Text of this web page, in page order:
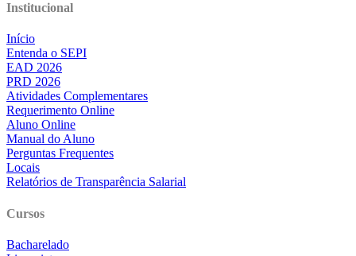
Institucional
Início
Entenda o SEPI
EAD 2026
PRD 2026
Atividades Complementares
Requerimento Online
Aluno Online
Manual do Aluno
Perguntas Frequentes
Locais
Relatórios de Transparência Salarial
Cursos
Bacharelado